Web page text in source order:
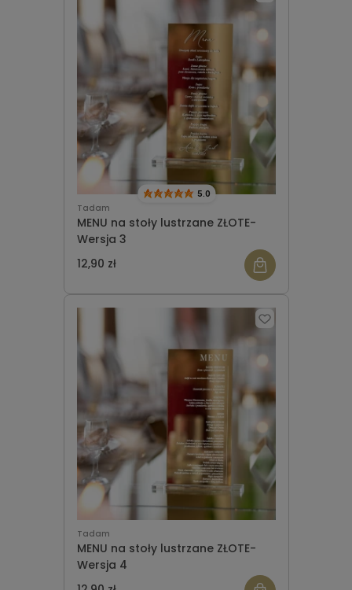
Tadam
MENU na stoły lustrzane ZŁOTE-
Wersja 3
5.0
12,90 zł
Tadam
MENU na stoły lustrzane ZŁOTE-
Wersja 4